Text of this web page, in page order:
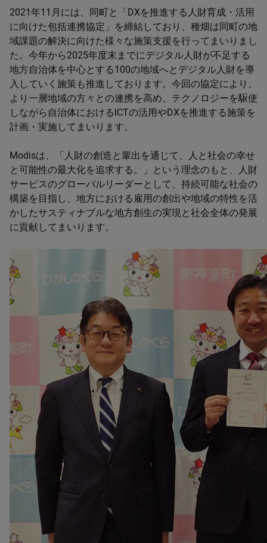
2021年11月には、同町と「DXを推進する人財育成・活用
に向けた包括連携協定」を締結しており、種畑は同町の地
域課題の解決に向けた様々な施策支援を行ってまいりまし
た。今年から2025年度末までにデジタル人財が不足する
地方自治体を中心とする100の地域へとデジタル人財を導
入していく施策も推進しております。今回の協定により、
より一層地域の方々との連携を高め、テクノロジーを駆使
しながら自治体におけるICTの活用やDXを推進する施策を
計画・実施してまいります。
Modisは、「人財の創造と輩出を通じて、人と社会の幸せ
と可能性の最大化を追求する。」という理念のもと、人財
サービスのグローバルリーダーとして、持続可能な社会の
構築を目指し、地方における雇用の創出や地域の特性を活
かしたサスティナブルな地方創生の実現と社会全体の発展
に貢献してまいります。